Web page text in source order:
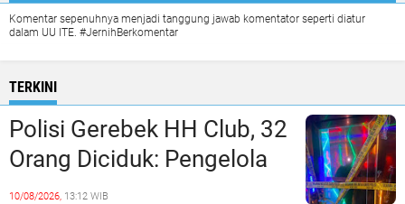
Komentar sepenuhnya menjadi tanggung jawab komentator seperti diatur
dalam UU ITE. #JernihBerkomentar
TERKINI
Polisi Gerebek HH Club, 32
Orang Diciduk: Pengelola
dan Manajeman Terlibat
10/08/2026, 13:12 WIB